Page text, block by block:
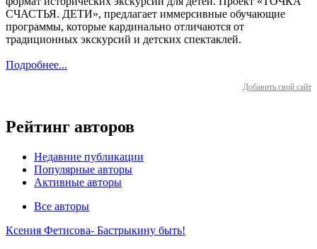
СЧАСТЬЯ. ДЕТИ», предлагает иммерсивные обучающие
программы, которые кардинально отличаются от
традиционных экскурсий и детских спектаклей.
Подробнее...
Добавить свой сайт
Рейтинг авторов
Недавние публикации
Популярные авторы
Активные авторы
Все авторы
Ксения Фетисова- Бастрыкину быть!